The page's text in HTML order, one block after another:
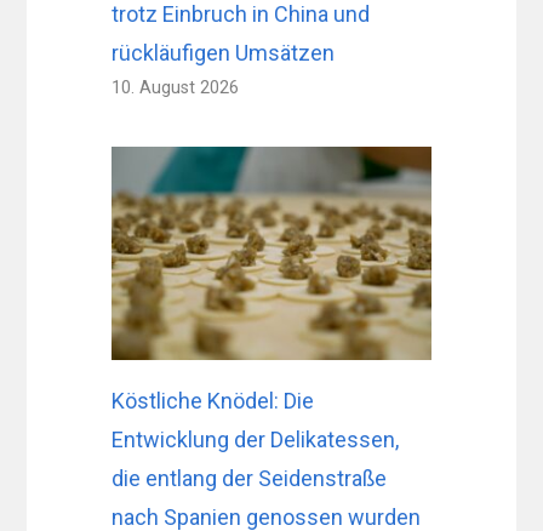
trotz Einbruch in China und
rückläufigen Umsätzen
10. August 2026
Köstliche Knödel: Die
Entwicklung der Delikatessen,
die entlang der Seidenstraße
nach Spanien genossen wurden